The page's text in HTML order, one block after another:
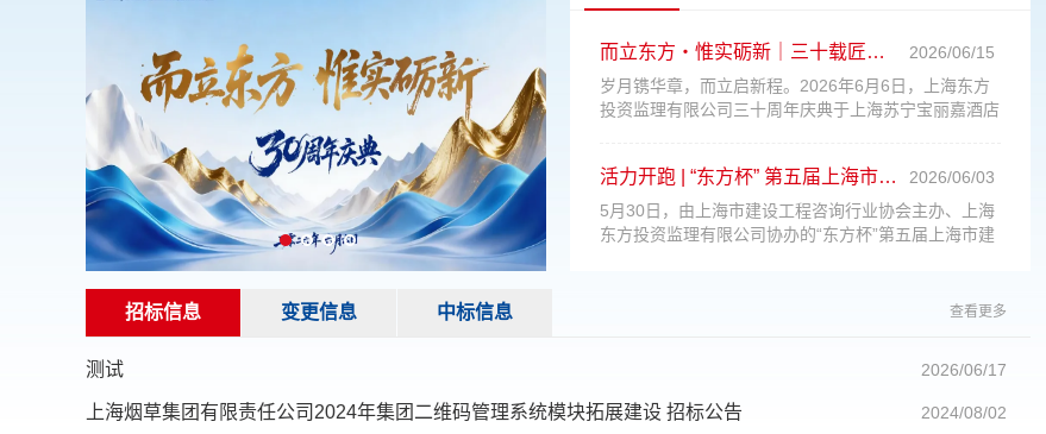
而立东方・惟实砺新｜三十载匠心筑征程，上海东方投资监理有限公司三十周年盛典启新章
2026/06/15
岁月镌华章，而立启新程。2026年6月6日，上海东方
投资监理有限公司三十周年庆典于上海苏宁宝丽嘉酒店
堂，共贺三十载峥嵘荣光，共绘产研创新、公益致远的
时代新蓝图。
活力开跑 | “东方杯” 第五届上海市建设工程咨询行业城市定向赛精彩启幕
2026/06/03
5月30日，由上海市建设工程咨询行业协会主办、上海
东方投资监理有限公司协办的“东方杯”第五届上海市建
招标信息 查看更多
变更信息 中标信息
测试 2026/06/17
上海烟草集团有限责任公司2024年集团二维码管理系统模块拓展建设 招标公告 2024/08/02